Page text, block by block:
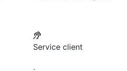
Service client